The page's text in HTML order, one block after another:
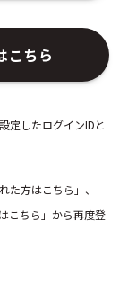
こちら
定したログインIDと
方はこちら」、
こちら」から再度登